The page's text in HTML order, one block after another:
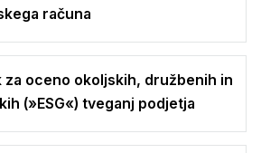
računa
za oceno okoljskih, družbenih in
(»ESG«) tveganj podjetja